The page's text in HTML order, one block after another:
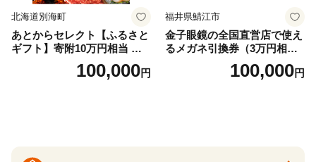
北海道別海町
あとからセレクト【ふるさと
ギフト】寄附10万円相当 あ
とから選べる！ ギフト いく
ら ほたて 海鮮 牛肉 別海町
ギフト ふるさと納税 ）
100,000円
福井県鯖江市
金子眼鏡の全国直営店で使え
るメガネ引換券（3万円相
100,000円